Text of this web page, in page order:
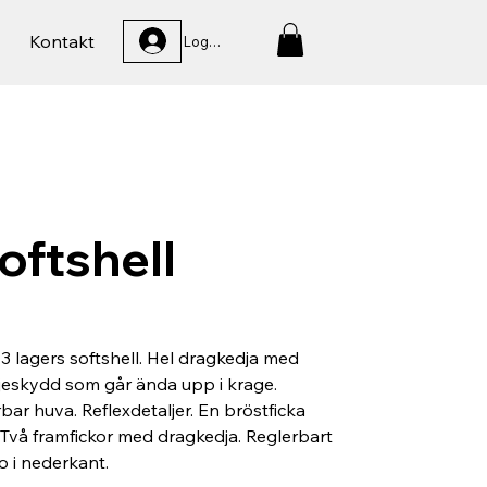
Kontakt Logga In
lagers softshell. Hel dragkedja med
som går ända upp i krage.
huva. Reflexdetaljer. En bröstficka
framfickor med dragkedja. Reglerbart
i nederkant.